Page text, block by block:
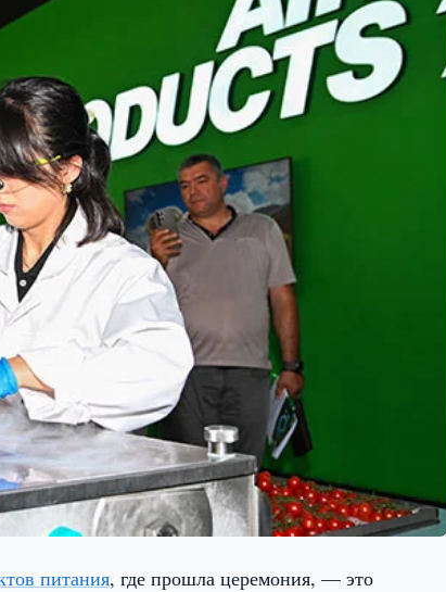
питания, где прошла церемония, — это